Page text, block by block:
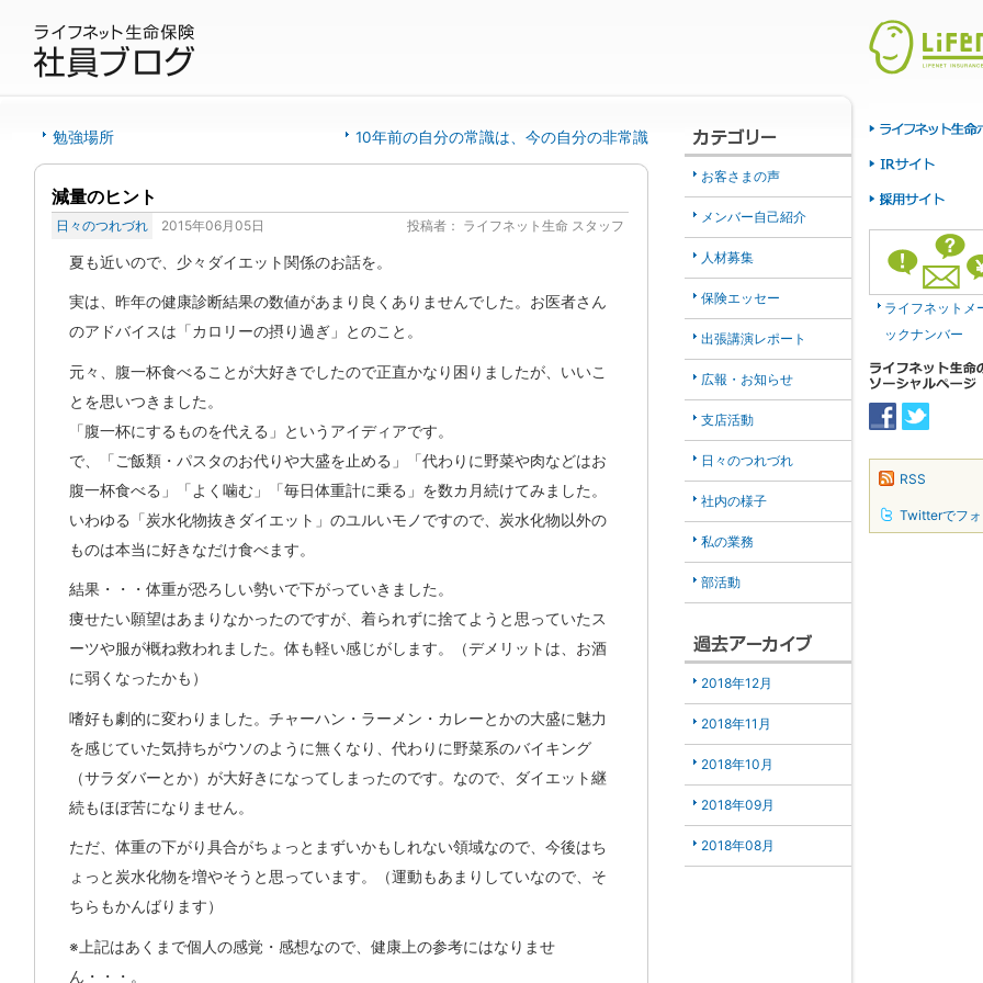
勉強場所 10年前の自分の常識は、今の自分の非常識
減量のヒント
日々のつれづれ 2015年06月05日 投稿者： ライフネット生命 スタッフ
夏も近いので、少々ダイエット関係のお話を。
実は、昨年の健康診断結果の数値があまり良くありませんでした。お医者さん
のアドバイスは「カロリーの摂り過ぎ」とのこと。
元々、腹一杯食べることが大好きでしたので正直かなり困りましたが、いいこ
とを思いつきました。
「腹一杯にするものを代える」というアイディアです。
で、「ご飯類・パスタのお代りや大盛を止める」「代わりに野菜や肉などはお
腹一杯食べる」「よく噛む」「毎日体重計に乗る」を数カ月続けてみました。
いわゆる「炭水化物抜きダイエット」のユルいモノですので、炭水化物以外の
ものは本当に好きなだけ食べます。
結果・・・体重が恐ろしい勢いで下がっていきました。
痩せたい願望はあまりなかったのですが、着られずに捨てようと思っていたス
ーツや服が概ね救われました。体も軽い感じがします。（デメリットは、お酒
に弱くなったかも）
嗜好も劇的に変わりました。チャーハン・ラーメン・カレーとかの大盛に魅力
を感じていた気持ちがウソのように無くなり、代わりに野菜系のバイキング
（サラダバーとか）が大好きになってしまったのです。なので、ダイエット継
続もほぼ苦になりません。
ただ、体重の下がり具合がちょっとまずいかもしれない領域なので、今後はち
ょっと炭水化物を増やそうと思っています。（運動もあまりしていなので、そ
ちらもかんばります）
※上記はあくまで個人の感覚・感想なので、健康上の参考にはなりませ
ん・・・。
お客さまの声
メンバー自己紹介
人材募集
保険エッセー
出張講演レポート
広報・お知らせ
支店活動
日々のつれづれ
社内の様子
私の業務
部活動
2018年12月
2018年11月
2018年10月
2018年09月
2018年08月
ライフネットメ
ックナンバー
RSS
Twitterでフ